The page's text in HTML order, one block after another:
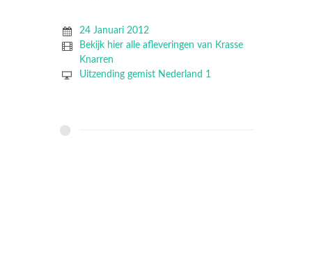
24 Januari 2012
Bekijk hier alle afleveringen van Krasse
Knarren
Uitzending gemist Nederland 1